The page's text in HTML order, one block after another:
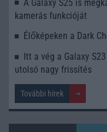
A Galaxy S25 is
kamerás funkcióját
Élőképeken a Dark
Itt a vég a Galaxy
utolsó nagy frissítés
További hírek